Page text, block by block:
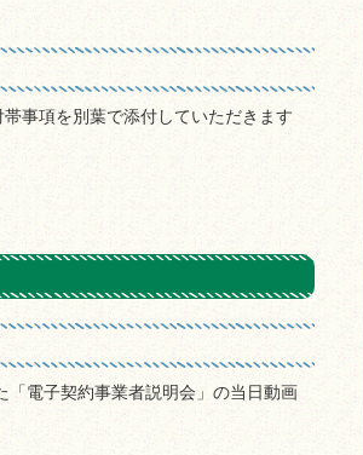
事項を別葉で添付していただきます
電子契約事業者説明会」の当日動画